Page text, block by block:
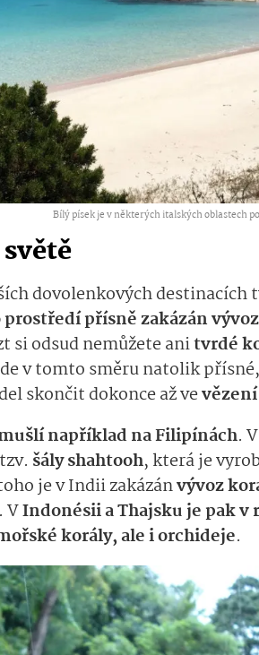
Bílý písek je v některých italských oblastech
dovolenkových destinacích
přísně zakázán
si odsud nemůžete anitvrdé
v tomto směru natolik
skončit dokonce až vevězení
například na Filipínách. V
šály shahtooh, která je
je v Indii zakázánvývoz
. VIndonésii a Thajsku je pak v
korály, ale i orchideje.